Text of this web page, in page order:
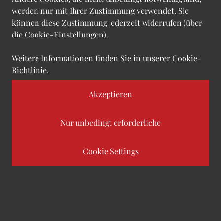
werden nur mit Ihrer Zustimmung verwendet. Sie
können diese Zustimmung jederzeit widerrufen (über
die Cookie-Einstellungen).
Weitere Informationen finden Sie in unsererCookie-
Richtlinie.
Akzeptieren
Nur unbedingt erforderliche
Cookie Settings
Kunden bei der digitalen
Transformation, damit sie den
Wandel erfolgreich meistern
können.
Unser Ziel ist es, eingefahrene
schnellere, effektivere Lösungen zu